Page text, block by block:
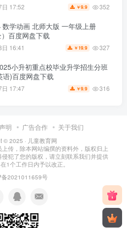
日 17:52 ￥9.9 352
数学动画 北师大版 一年级上册
）百度网盘下载
16:41 ￥ 19.9 327
小升初重点校毕业升学招生分班
语)百度网盘下载
日 17:47 ￥9.9 316
明 广告合作 关于我们
© 2025 · 儿童教育网
传，除本网站编撰的资料外，版权归上
犯了您的版权，请立刻联系我们并提供
1个工作日内予以改正。
备2021011659号